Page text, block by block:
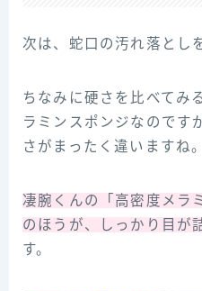
次は、蛇口の汚れ落とし
ちなみに硬さを比べて
ラミンスポンジなのです
さがまったく違いますね。
凄腕くんの「高密度メラ
のほうが、しっかり目が
す。